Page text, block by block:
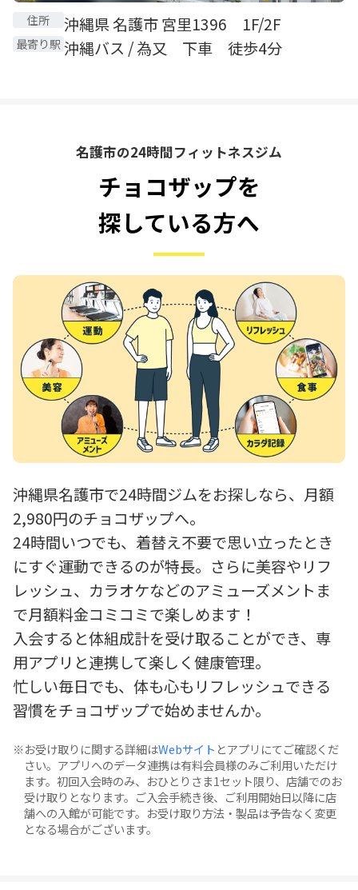
住所 沖縄県 名護市 宮里1396 1F/2F
最寄り駅 沖縄バス / 為又 下車 徒歩4分
名護市の24時間フィットネスジム
チョコザップを
探している方へ
沖縄県名護市で24時間ジムをお探しなら、月額
2,980円のチョコザップへ。
24時間いつでも、着替え不要で思い立ったとき
にすぐ運動できるのが特長。さらに美容やリフ
レッシュ、カラオケなどのアミューズメントま
で月額料金コミコミで楽しめます！
入会すると体組成計を受け取ることができ、専
用アプリと連携して楽しく健康管理。
忙しい毎日でも、体も心もリフレッシュできる
習慣をチョコザップで始めませんか。
お受け取りに関する詳細はWebサイト とアプリにてご確認くだ
さい。アプリへのデータ連携は有料会員様のみご利用いただけ
ます。初回入会時のみ、おひとりさま1セット限り、店舗でのお
受け取りとなります。ご入会手続き後、ご利用開始日以降に店
舗への入館が可能です。お受け取り方法・製品は予告なく変更
となる場合がございます。